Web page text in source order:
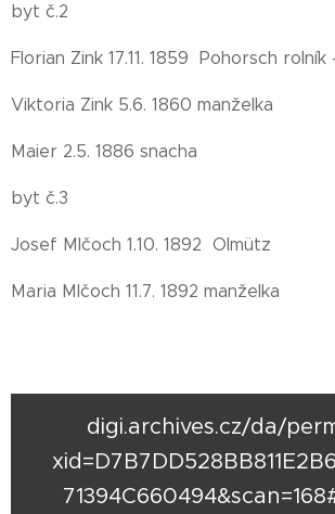
byt č.2
Florian Zink 17.11. 1859 Pohorsch rolník
Viktoria Zink 5.6. 1860 manželka
Maier 2.5. 1886 snacha
byt č.3
Josef Mlčoch 1.10. 1892 Olmütz
Maria Mlčoch 11.7. 1892 manželka
digi.archives.cz/da/